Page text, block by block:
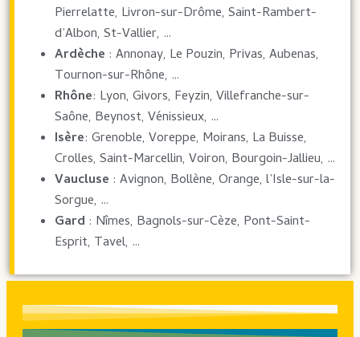
Pierrelatte, Livron-sur-Drôme, Saint-Rambert-
d’Albon, St-Vallier, …
Ardèche : Annonay, Le Pouzin, Privas, Aubenas,
Tournon-sur-Rhône, …
Rhône: Lyon, Givors, Feyzin, Villefranche-sur-
Saône, Beynost, Vénissieux, …
Isère: Grenoble, Voreppe, Moirans, La Buisse,
Crolles, Saint-Marcellin, Voiron, Bourgoin-Jallieu, …
Vaucluse : Avignon, Bollène, Orange, l’Isle-sur-la-
Sorgue, …
Gard : Nîmes, Bagnols-sur-Cèze, Pont-Saint-
Esprit, Tavel, …